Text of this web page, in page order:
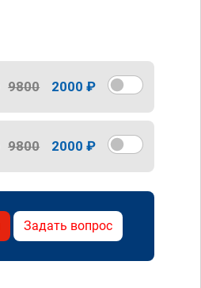
9800 2000 ₽
9800 2000 ₽
Задать вопрос